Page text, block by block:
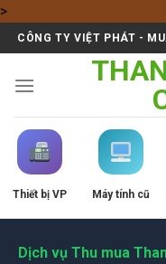
>Skip
to
content
CÔNG TY VIỆT PHÁT -
Thiết bị VP Máy tính cũ
Dịch vụ Thu mua